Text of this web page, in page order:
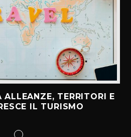
ALLEANZE, TERRITORI E
IL TURISMO